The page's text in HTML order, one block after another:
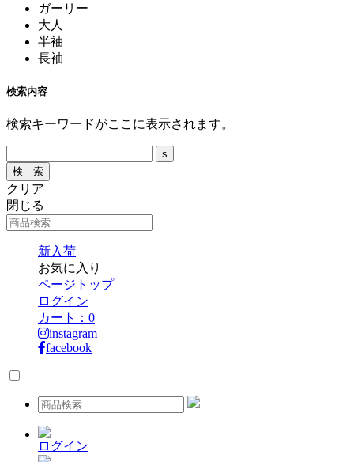
ガーリー
大人
半袖
長袖
検索内容
検索キーワードがここに表示されます。
クリア
閉じる
新入荷
お気に入り
ページトップ
ログイン
カート： 0
instagram
facebook
ログイン